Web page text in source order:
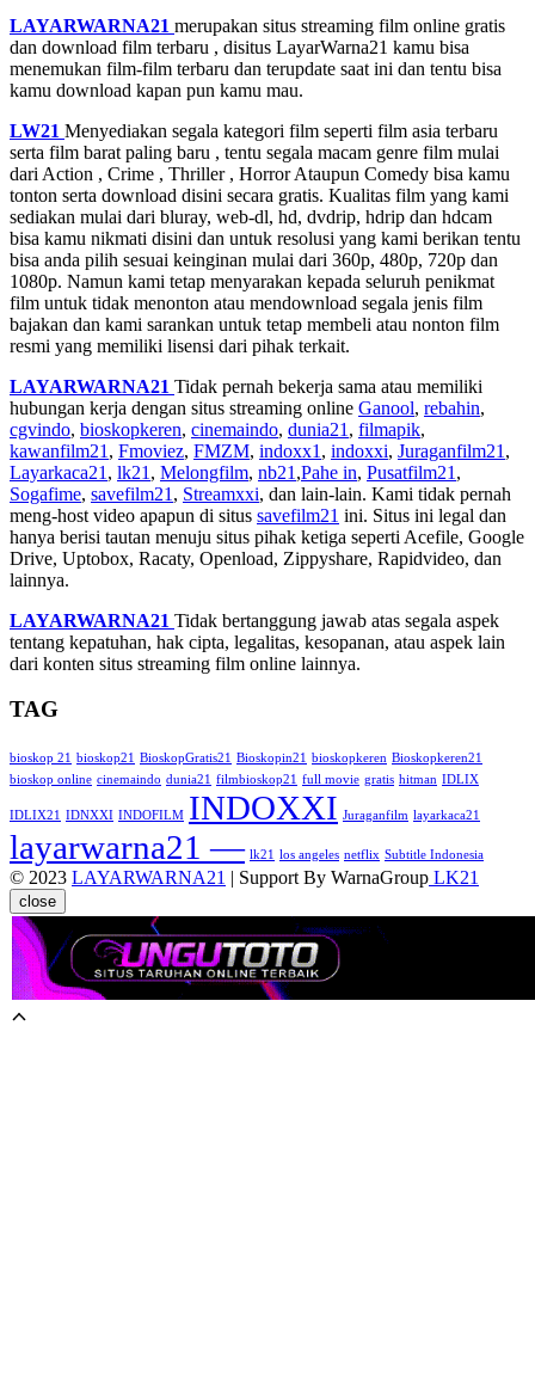
LAYARWARNA21 merupakan situs streaming film online gratis
dan download film terbaru , disitus LayarWarna21 kamu bisa
menemukan film-film terbaru dan terupdate saat ini dan tentu bisa
kamu download kapan pun kamu mau.
LW21 Menyediakan segala kategori film seperti film asia terbaru
serta film barat paling baru , tentu segala macam genre film mulai
dari Action , Crime , Thriller , Horror Ataupun Comedy bisa kamu
tonton serta download disini secara gratis. Kualitas film yang kami
sediakan mulai dari bluray, web-dl, hd, dvdrip, hdrip dan hdcam
bisa kamu nikmati disini dan untuk resolusi yang kami berikan tentu
bisa anda pilih sesuai keinginan mulai dari 360p, 480p, 720p dan
1080p. Namun kami tetap menyarakan kepada seluruh penikmat
film untuk tidak menonton atau mendownload segala jenis film
bajakan dan kami sarankan untuk tetap membeli atau nonton film
resmi yang memiliki lisensi dari pihak terkait.
LAYARWARNA21 Tidak pernah bekerja sama atau memiliki
hubungan kerja dengan situs streaming online Ganool, rebahin,
cgvindo, bioskopkeren, cinemaindo, dunia21 , filmapik,
kawanfilm21 , Fmoviez, FMZM, indoxx1 , indoxxi, Juraganfilm21 ,
Layarkaca21 , lk21 , Melongfilm, nb21 ,Pahe in, Pusatfilm21 ,
Sogafime, savefilm21 , Streamxxi, dan lain-lain. Kami tidak pernah
meng-host video apapun di situs savefilm21 ini. Situs ini legal dan
hanya berisi tautan menuju situs pihak ketiga seperti Acefile, Google
Drive, Uptobox, Racaty, Openload, Zippyshare, Rapidvideo, dan
lainnya.
LAYARWARNA21 Tidak bertanggung jawab atas segala aspek
tentang kepatuhan, hak cipta, legalitas, kesopanan, atau aspek lain
dari konten situs streaming film online lainnya.
TAG
bioskop 21 bioskop21 BioskopGratis21 Bioskopin21 bioskopkeren Bioskopkeren21
bioskop online cinemaindo dunia21 filmbioskop21 full movie gratis hitman IDLIX
IDLIX21 IDNXXI INDOFILM INDOXXI Juraganfilm layarkaca21
layarwarna21 — lk21 los angeles netflix Subtitle Indonesia
© 2023 LAYARWARNA21 | Support By WarnaGroup LK21
close